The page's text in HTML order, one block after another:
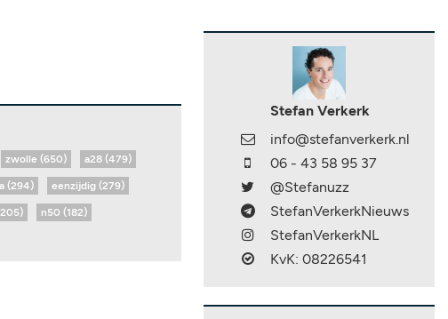
zwolle (650) a28 (479)
(294) eenzijdig (279)
n50 (182)
Stefan Verkerk
info@stefanverkerk.nl
06 - 43 58 95 37
@Stefanuzz
StefanVerkerkNieuws
StefanVerkerkNL
KvK: 08226541